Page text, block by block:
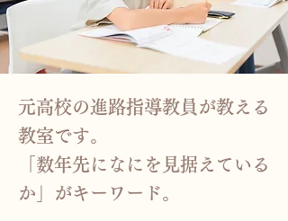
元高校の進路指導教員が教える
教室です。
「数年先になにを見据えている
か」がキーワード。